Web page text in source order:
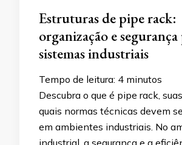
Estruturas de pipe rack:
organização e segurança
sistemas industriais
Tempo de leitura: 4 minutos
Descubra o que é pipe rack,
quais normas técnicas devem
em ambientes industriais. No